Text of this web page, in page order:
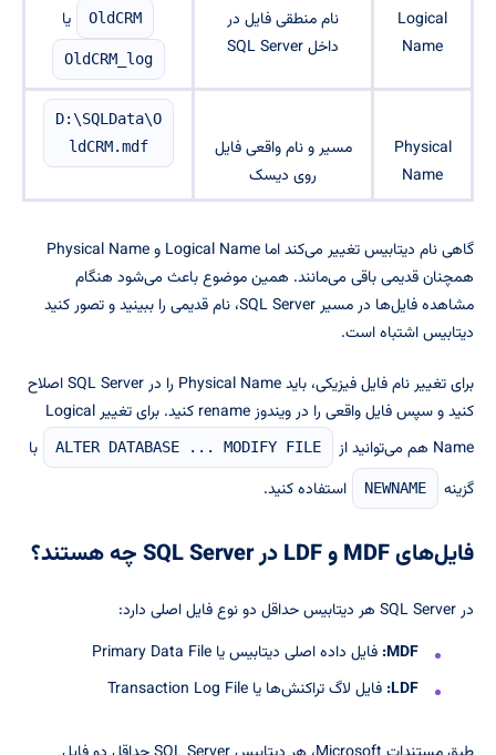
Logical
Name
نام منطقی فایل در
داخل SQL Server
OldCRM یا
OldCRM_log
Physical
Name
مسیر و نام واقعی فایل
روی دیسک
D:\SQLData\O
ldCRM.mdf
گاهی نام دیتابیس تغییر می‌کند اما Logical Name و Physical Name
همچنان قدیمی باقی می‌مانند. همین موضوع باعث می‌شود هنگام
مشاهده فایل‌ها در مسیر SQL Server، نام قدیمی را ببینید و تصور کنید
دیتابیس اشتباه است.
برای تغییر نام فایل فیزیکی، باید Physical Name را در SQL Server اصلاح
کنید و سپس فایل واقعی را در ویندوز rename کنید. برای تغییر Logical
Name هم می‌توانید از
ALTER DATABASE ... MODIFY FILE
با
گزینه
NEWNAME استفاده کنید.
فایل‌های MDF و LDF در SQL Server چه هستند؟
در SQL Server هر دیتابیس حداقل دو نوع فایل اصلی دارد:
MDF: فایل داده اصلی دیتابیس یا Primary Data File
LDF: فایل لاگ تراکنش‌ها یا Transaction Log File